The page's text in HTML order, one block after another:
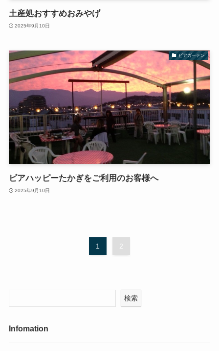
土産処おすすめおみやげ
2025年9月10日
ビアガーデン
ビアハッピーたかぎをご利用のお客様へ
2025年9月10日
1 2
検索
Infomation